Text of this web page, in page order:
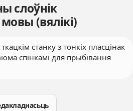
слоўнік
(вялікі)
станку з тонкіх пласцінак
спінкамі для прыбівання